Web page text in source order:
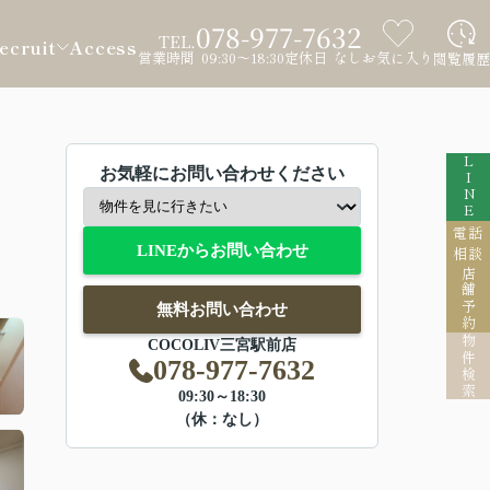
Access TEL.078-977-7632
営業時間 09:30～18:30定休日 なし お気に入り 閲覧履歴
LINE
電話
相談
店舗予約
物件検索
お気軽にお問い合わせください
LINEからお問い合わせ
無料お問い合わせ
COCOLIV三宮駅前店
078-977-7632
09:30～18:30
（休：なし）